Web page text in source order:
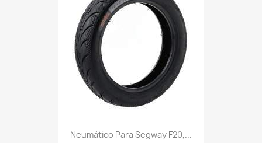
Neumático Para Segway F20,...